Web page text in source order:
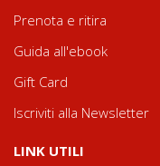
Prenota e ritira
Guida all'ebook
Gift Card
Iscriviti alla Newsletter
LINK UTILI